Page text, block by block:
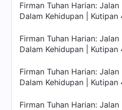
Firman Tuhan Harian:
Dalam Kehidupan | Kutipan
Firman Tuhan Harian:
Dalam Kehidupan | Kutipan
Firman Tuhan Harian:
Dalam Kehidupan | Kutipan
Firman Tuhan Harian: